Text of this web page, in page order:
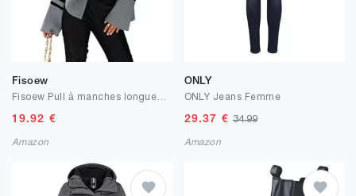
Fisoew
19.92 €
Amazon
ONLY
ONLY Jeans Femme
29.37 € 34.99
Amazon